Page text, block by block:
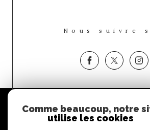
Nous suivre
Comme beaucoup, notre
utilise les cookies